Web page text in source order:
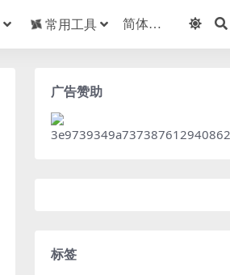
常用工具
广告赞助
标签